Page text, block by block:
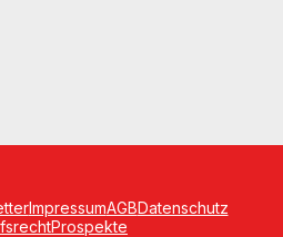
ImpressumAGBDatenschutz
Prospekte